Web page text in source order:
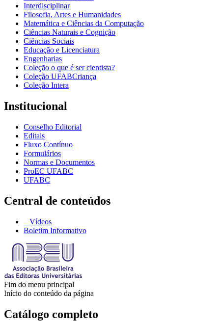
Interdisciplinar
Filosofia, Artes e Humanidades
Matemática e Ciências da Computação
Ciências Naturais e Cognição
Ciências Sociais
Educação e Licenciatura
Engenharias
Coleção o que é ser cientista?
Coleção UFABCriança
Coleção Intera
Institucional
Conselho Editorial
Editais
Fluxo Contínuo
Formulários
Normas e Documentos
ProEC UFABC
UFABC
Central de conteúdos
Vídeos
Boletim Informativo
Fim do menu principal
Início do conteúdo da página
Catálogo completo